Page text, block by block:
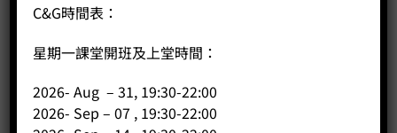
Facebook:https://www.facebook.com/coffeepublicltd/
Coffee Public has launched a 24-hour smart locker pickup
Tong store’s smart locker or at the Coffee Station in
Hung Hom at any time. The cutoff for ordering coffee
C&G時間表：
星期一課堂開班及上堂時間：
2026- Aug – 31, 19:30-22:00
2026- Sep – 07 , 19:30-22:00